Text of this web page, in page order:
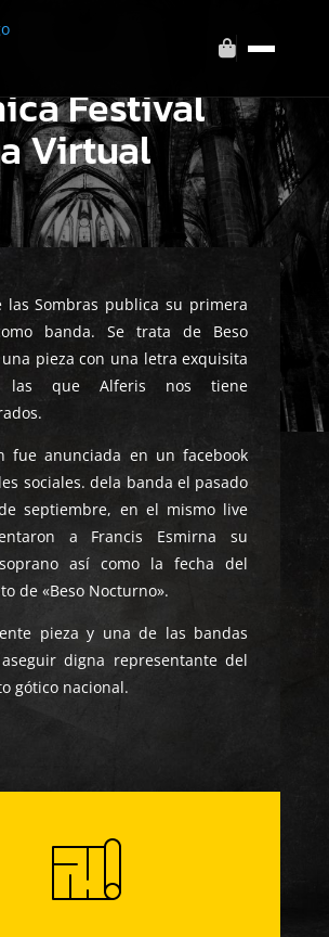
Festival
Virtual
las Sombras publica su primera
banda. Se trata de Beso
pieza con una letra exquisita
las que Alferis nos tiene
fue anunciada en un facebook
sociales. dela banda el pasado
septiembre, en el mismo live
a Francis Esmirna su
así como la fecha del
de «Beso Nocturno».
pieza y una de las bandas
digna representante del
gótico nacional.